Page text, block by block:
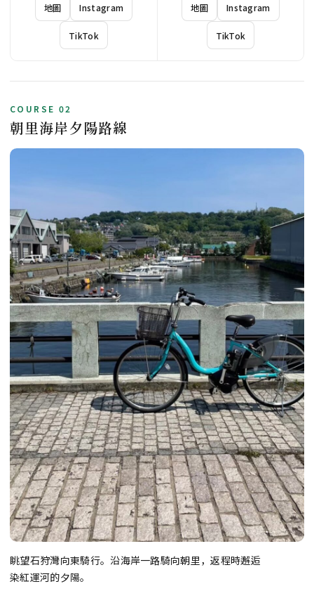
地圖 Instagram
TikTok
地圖 Instagram
TikTok
COURSE 02
朝里海岸夕陽路線
眺望石狩灣向東騎行。沿海岸一路騎向朝里，返程時邂逅
染紅運河的夕陽。